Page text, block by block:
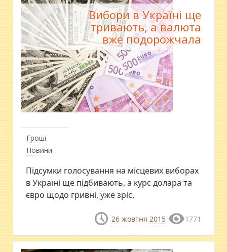
Гроші
Новини
Вибори в Україні ще
тривають, а валюта
вже подорожчала
Підсумки голосування на місцевих виборах
в Україні ще підбивають, а курс долара та
євро щодо гривні, уже зріс.
26 жовтня 2015 1771